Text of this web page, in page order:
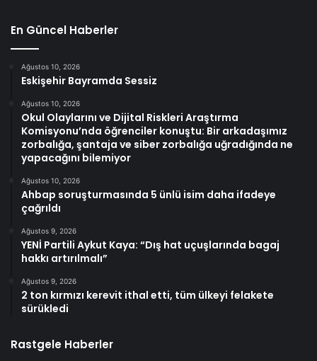
En Güncel Haberler
Ağustos 10, 2026
Eskişehir Bayramda Sessiz
Ağustos 10, 2026
Okul Olaylarını ve Dijital Riskleri Araştırma
Komisyonu’nda öğrenciler konuştu: Bir arkadaşımız
zorbalığa, şantaja ve siber zorbalığa uğradığında ne
yapacağını bilemiyor
Ağustos 10, 2026
Ahbap soruşturmasında 5 ünlü isim daha ifadeye
çağrıldı
Ağustos 9, 2026
YENİ Partili Aykut Kaya: “Dış hat uçuşlarında bagaj
hakkı artırılmalı”
Ağustos 9, 2026
2 ton kırmızı kerevit ithal etti, tüm ülkeyi felakete
sürükledi
Rastgele Haberler